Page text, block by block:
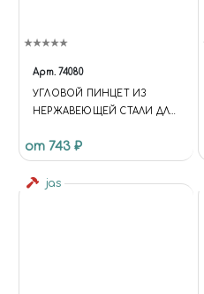
Арт. 74080
УГЛОВОЙ ПИНЦЕТ ИЗ
НЕРЖАВЕЮЩЕЙ СТАЛИ ДЛЯ
от 743 ₽
jas